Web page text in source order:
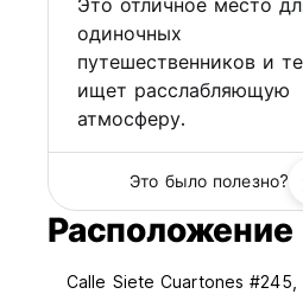
Это отличное место
одиночных
путешественников и
ищет расслабляющую
атмосферу.
Это было полезно?
Расположение
Calle Siete Cuartones #245,